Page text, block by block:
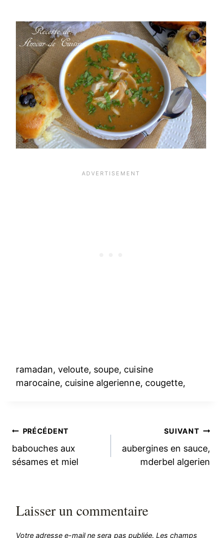
ramadan, veloute, soupe, cuisine
marocaine, cuisine algerienne, cougette,
Navigation
de
PRÉCÉDENT
babouches aux
sésames et miel
SUIVANT
aubergines en sauce,
mderbel algerien
Laisser un commentaire
Votre adresse e-mail ne sera pas publiée. Les champs